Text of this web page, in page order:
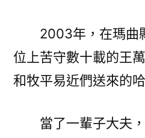
2003年，在瑪曲
位上苦守數十載的王
和牧平易近們送來的
當了一輩子大夫